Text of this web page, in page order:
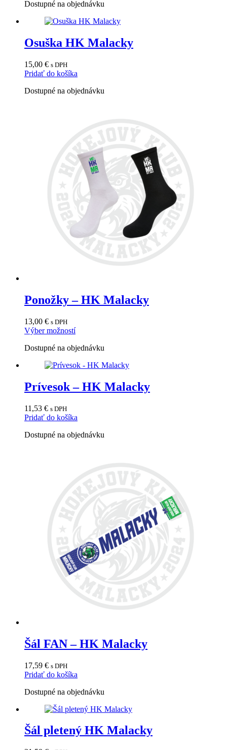
stránke
produktu.
Dostupné na objednávku
Osuška HK Malacky
15,00 € s DPH
Pridať do košíka
Dostupné na objednávku
Ponožky – HK Malacky
13,00 € s DPH
Výber možnostíTento
má
variantov.
môžete
stránke
produktu.
Dostupné na objednávku
Prívesok – HK Malacky
11,53 € s DPH
Pridať do košíka
Dostupné na objednávku
Šál FAN – HK Malacky
17,59 € s DPH
Pridať do košíka
Dostupné na objednávku
Šál pletený HK Malacky